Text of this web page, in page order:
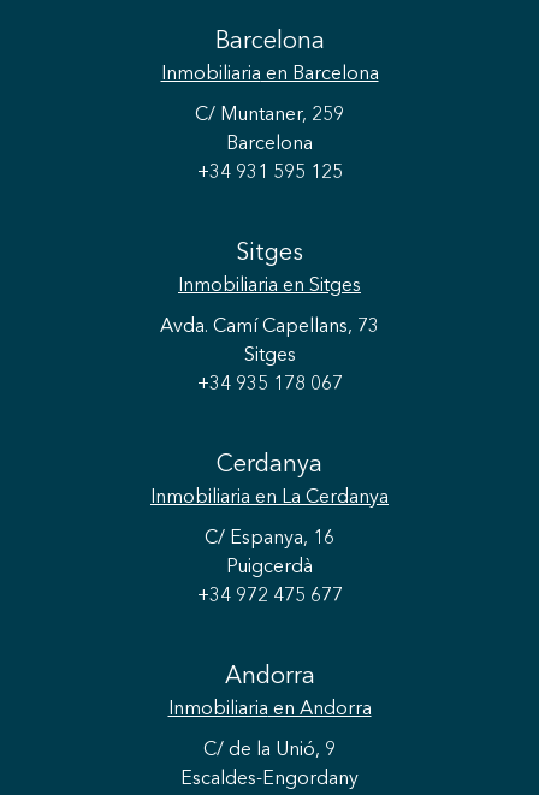
Barcelona
Inmobiliaria en Barcelona
C/ Muntaner, 259
Barcelona
+34 931 595 125
Sitges
Inmobiliaria en Sitges
Avda. Camí Capellans, 73
Sitges
+34 935 178 067
Cerdanya
Inmobiliaria en La Cerdanya
C/ Espanya, 16
Puigcerdà
+34 972 475 677
Andorra
Inmobiliaria en Andorra
C/ de la Unió, 9
Escaldes-Engordany